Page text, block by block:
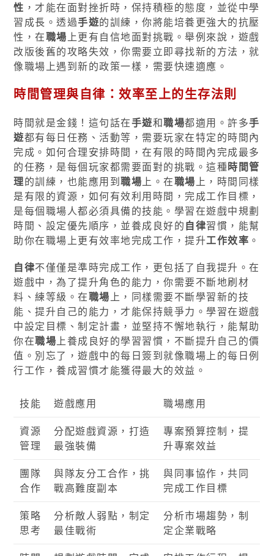
性 ，才能在面對挫折時，保持積極的態度，並從中學
習成長。透過手遊的訓練，你將能培養更強大的抗壓
性，在職場上更有自信地面對挑戰。舉例來說，遊戲
改版後舊的攻略失效，你需要立即尋找新的方法，就
像職場上遇到新的政策一樣，需要快速適應。
時間管理與自律：效率至上的生存法則
時間就是金錢！這句話在手遊和職場都適用。許多手
遊都有每日任務、活動等，需要玩家在特定的時間內
完成。如何合理安排時間，在有限的時間內完成最多
的任務，是每個玩家都需要面對的挑戰。這種時間管
理的訓練，也能應用到職場上。在職場上，時間同樣
是有限的資源，如何有效利用時間，完成工作目標，
是每個職場人都必須具備的技能。學習在遊戲中規劃
時間、設定優先順序，並養成良好的自律習慣，能幫
助你在職場上更有效率地完成工作，提升工作效率 。
自律不僅僅是準時完成工作，更包括了自我提升。在
遊戲中，為了提升角色的能力，你需要不斷地刷材
料、練等級。在職場上，同樣需要不斷學習新的技
能、提升自己的能力，才能保持競爭力。學習在遊戲
中設定目標、制定計畫，並堅持不懈地執行，能幫助
你在職場上養成良好的學習習慣，不斷提升自己的價
值。別忘了，遊戲中的每日簽到就像職場上的每日例
行工作，養成習慣才能獲得最大的效益。
技能 遊戲應用 職場應用
資源
管理
分配遊戲資源，打造
最強裝備
專案預算控制，提
升專案效益
團隊
合作
與隊友分工合作，挑
戰高難度副本
與同事協作，共同
完成工作目標
策略
思考
分析敵人弱點，制定
最佳戰術
分析市場趨勢，制
定企業戰略